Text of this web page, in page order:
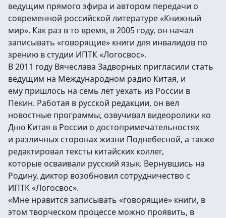
ведущим прямого эфира и автором передачи о
современной российской литературе «Книжный
мир». Как раз в то время, в 2005 году, он начал
записывать «говорящие» книги для инвалидов по
зрению в студии ИПТК «Логосвос».
В 2011 году Вячеслава Задворных пригласили стать
ведущим на Международном радио Китая, и
ему пришлось на семь лет уехать из России в
Пекин. Работая в русской редакции, он вел
новостные программы, озвучивал видеоролики ко
Дню Китая в России о достопримечательностях
и различных сторонах жизни Поднебесной, а также
редактировал тексты китайских коллег,
которые осваивали русский язык. Вернувшись на
Родину, диктор возобновил сотрудничество с
ИПТК «Логосвос».
«Мне нравится записывать «говорящие» книги, в
этом творческом процессе можно проявить, в